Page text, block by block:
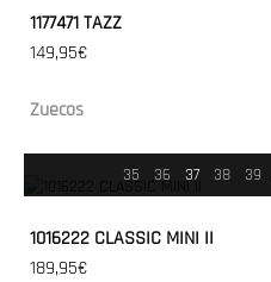
1177471 TAZZ
149,95€
Zuecos
35 36 37 38 39
1016222 CLASSIC MINI II
189,95€